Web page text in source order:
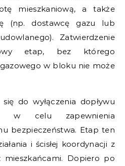
mieszkaniową, a także
(np. dostawcę gazu lub
Zatwierdzenie
etap, bez którego
w bloku nie może
do wyłączenia dopływu
w celu zapewnienia
bezpieczeństwa. Etap ten
i ścisłej koordynacji z
mieszkańcami. Dopiero po